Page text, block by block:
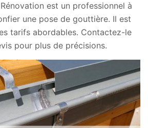
est un professionnel à
une pose de gouttière. Il est
tarifs abordables. Contactez-le
pour plus de précisions.